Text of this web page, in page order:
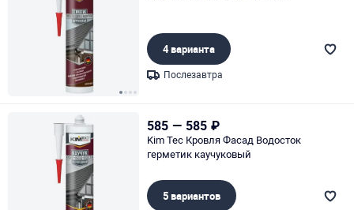
4 варианта
Послезавтра
585 — 585 ₽
Kim Tec Кровля Фасад Водосток
герметик каучуковый
5 вариантов